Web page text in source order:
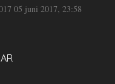
05 juni 2017, 23:58